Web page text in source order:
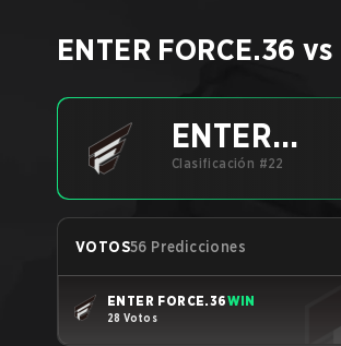
ENTER FORCE.36 vs
ENTER
FORCE.36
Clasificación #22
VOTOS56 Predicciones
ENTER FORCE.36WIN
28 Votos